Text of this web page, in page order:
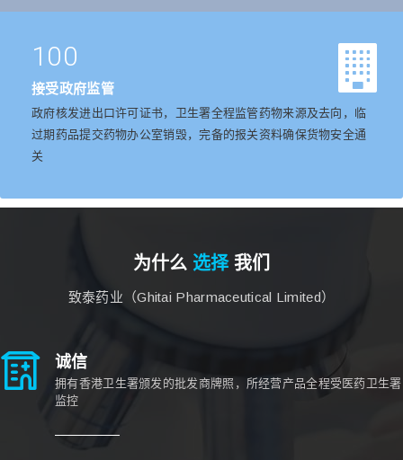
100
接受政府监管
政府核发进出口许可证书，卫生署全程监管药物来源及去向，临
过期药品提交药物办公室销毁，完备的报关资料确保货物安全通
关
为什么 选择我们
致泰药业（Ghitai Pharmaceutical Limited）
诚信
拥有香港卫生署颁发的批发商牌照，所经营产品全程受医药卫生署
监控